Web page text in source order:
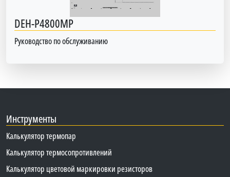
DEH-P4800MP
Руководство по обслуживанию
Инструменты
Калькулятор термопар
Калькулятор термосопротивлений
Калькулятор цветовой маркировки резисторов